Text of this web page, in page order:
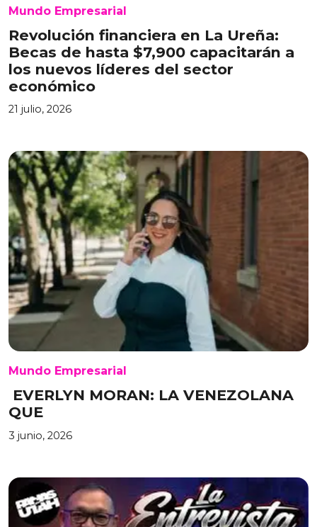
Mundo Empresarial
Revolución financiera en La Ureña:
Becas de hasta $7,900 capacitarán a
los nuevos líderes del sector
económico
21 julio, 2026
Mundo Empresarial
EVERLYN MORAN: LA VENEZOLANA
QUE
3 junio, 2026